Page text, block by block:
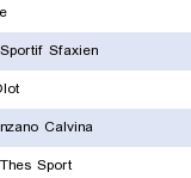
Sfaxien
Calvina
Sport